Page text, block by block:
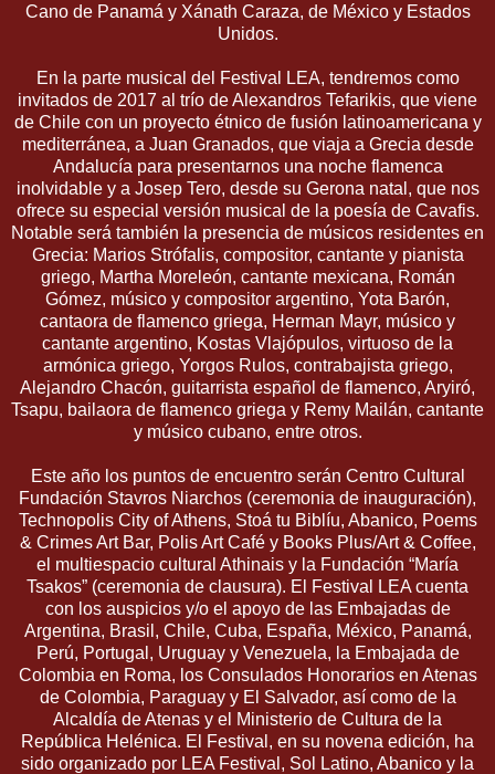
Cano de Panamá y Xánath Caraza, de México y Estados
Unidos.
En la parte musical del Festival LEA, tendremos como
invitados de 2017 al trío de Alexandros Tefarikis, que viene
de Chile con un proyecto étnico de fusión latinoamericana y
mediterránea, a Juan Granados, que viaja a Grecia desde
Andalucía para presentarnos una noche flamenca
inolvidable y a Josep Tero, desde su Gerona natal, que nos
ofrece su especial versión musical de la poesía de Cavafis.
Notable será también la presencia de músicos residentes en
Grecia: Marios Strófalis, compositor, cantante y pianista
griego, Martha Moreleón, cantante mexicana, Román
Gómez, músico y compositor argentino, Yota Barón,
cantaora de flamenco griega, Herman Mayr, músico y
cantante argentino, Kostas Vlajópulos, virtuoso de la
armónica griego, Yorgos Rulos, contrabajista griego,
Alejandro Chacón, guitarrista español de flamenco, Aryiró,
Tsapu, bailaora de flamenco griega y Remy Mailán, cantante
y músico cubano, entre otros.
Este año los puntos de encuentro serán Centro Cultural
Fundación Stavros Niarchos (ceremonia de inauguración),
Technopolis City of Athens, Stoá tu Biblíu, Abanico, Poems
& Crimes Art Bar, Polis Art Café y Books Plus/Art & Coffee,
el multiespacio cultural Athinais y la Fundación “María
Tsakos” (ceremonia de clausura). El Festival LEA cuenta
con los auspicios y/o el apoyo de las Embajadas de
Argentina, Brasil, Chile, Cuba, España, México, Panamá,
Perú, Portugal, Uruguay y Venezuela, la Embajada de
Colombia en Roma, los Consulados Honorarios en Atenas
de Colombia, Paraguay y El Salvador, así como de la
Alcaldía de Atenas y el Ministerio de Cultura de la
República Helénica. El Festival, en su novena edición, ha
sido organizado por LEA Festival, Sol Latino, Abanico y la